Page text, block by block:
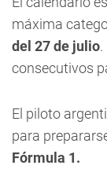
máxima
del 27 de julio
consecutivos
El piloto
para
Fórmula 1.